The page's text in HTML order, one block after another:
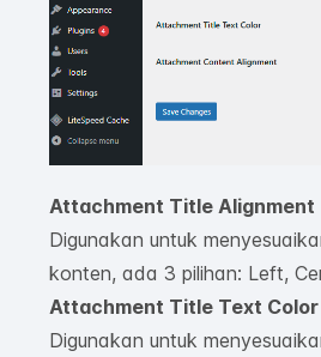
Attachment Title Alignment
Digunakan untuk
konten, ada 3 pilihan: Left,
Attachment Title Text Color
Digunakan untuk